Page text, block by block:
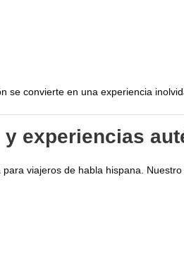
se convierte en una experiencia
experiencias
viajeros de habla hispana.